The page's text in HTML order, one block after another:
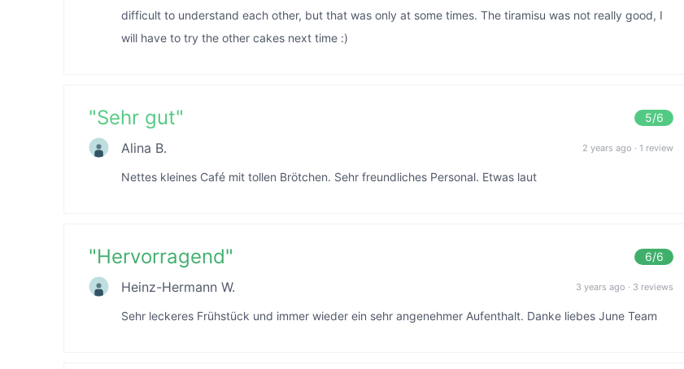
difficult to understand each other, but that was only at some times. The tiramisu was not really good, I
will have to try the other cakes next time :)
"Sehr gut" 5/6
Alina B. 2 years ago · 1 review
Nettes kleines Café mit tollen Brötchen. Sehr freundliches Personal. Etwas laut
"Hervorragend" 6/6
Heinz-Hermann W. 3 years ago · 3 reviews
Sehr leckeres Frühstück und immer wieder ein sehr angenehmer Aufenthalt. Danke liebes June Team